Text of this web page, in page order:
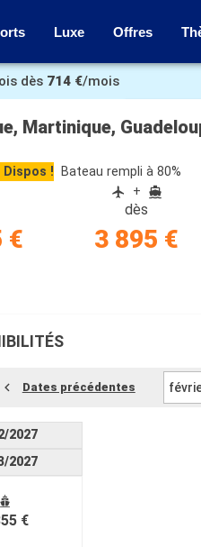
Luxe Offres
dès 714 €/mois
Martinique,
! Bateau rempli à 80%
€
+
dès
3 895 €
Dates précédentes
2027
2027
€